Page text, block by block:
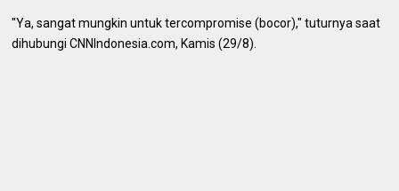
"Ya, sangat mungkin untuk tercompromise (bocor)," tuturnya saat
dihubungi CNNIndonesia.com, Kamis (29/8).